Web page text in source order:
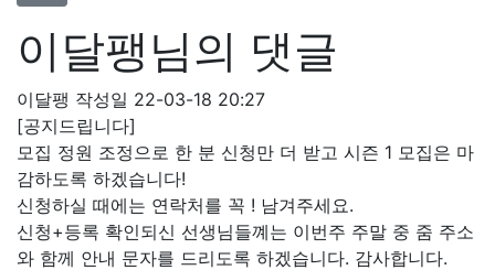
이달팽님의 댓글
이달팽 작성일 22-03-18 20:27
[공지드립니다]
모집 정원 조정으로 한 분 신청만 더 받고 시즌 1 모집은 마
감하도록 하겠습니다!
신청하실 때에는 연락처를 꼭 ! 남겨주세요.
신청+등록 확인되신 선생님들꼐는 이번주 주말 중 줌 주소
와 함께 안내 문자를 드리도록 하겠습니다. 감사합니다.